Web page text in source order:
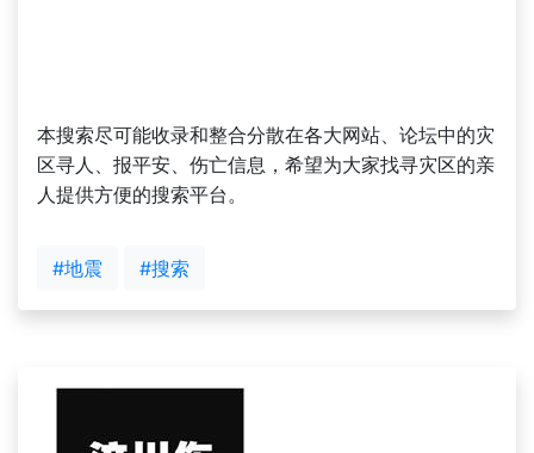
本搜索尽可能收录和整合分散在各大网站、论坛中的灾
区寻人、报平安、伤亡信息，希望为大家找寻灾区的亲
人提供方便的搜索平台。
#地震 #搜索